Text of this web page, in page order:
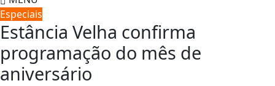
Especiais
Estância Velha confirma
programação do mês de
aniversário